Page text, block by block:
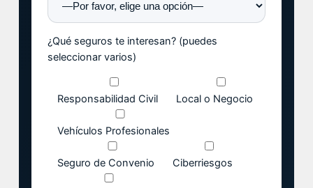
¿Qué seguros te interesan? (puedes
seleccionar varios)
Responsabilidad Civil Local o Negocio
Vehículos Profesionales
Seguro de Convenio Ciberriesgos